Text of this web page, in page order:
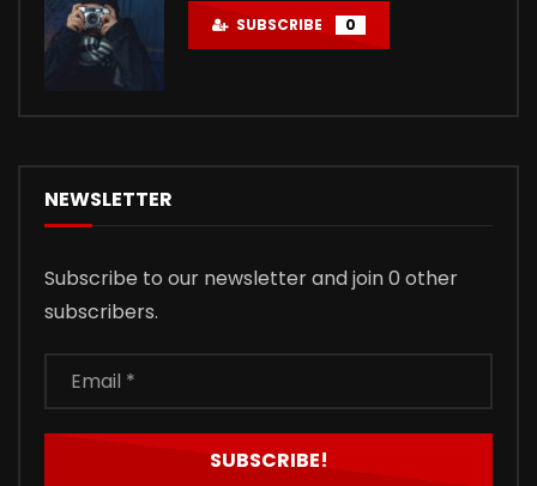
SUBSCRIBE 0
NEWSLETTER
Subscribe to our newsletter and join 0 other
subscribers.